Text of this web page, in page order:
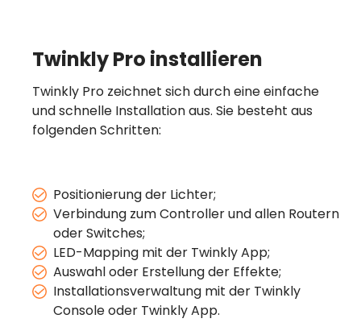
Twinkly Pro installieren
Twinkly Pro zeichnet sich durch eine einfache
und schnelle Installation aus. Sie besteht aus
folgenden Schritten:
Positionierung der Lichter;
Verbindung zum Controller und allen Routern
oder Switches;
LED-Mapping mit der Twinkly App;
Auswahl oder Erstellung der Effekte;
Installationsverwaltung mit der Twinkly
Console oder Twinkly App.